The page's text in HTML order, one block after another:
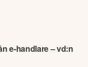
e-handlare – vd:n